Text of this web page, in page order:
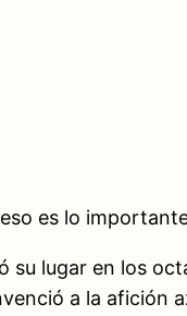
es lo
su lugar en los
a la afición